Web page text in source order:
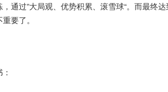
通过”大局观、优势积累、滚雪球“。而最终达
要了。